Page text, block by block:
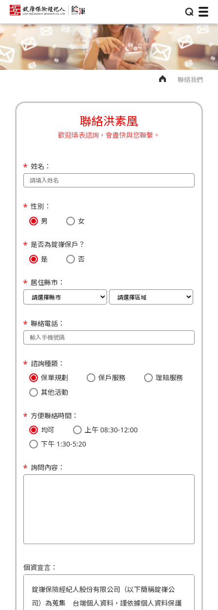
⌕
聯絡我們
聯絡洪素凰
歡迎填表諮詢，會盡快與您聯繫。
姓名：
性別：
男
女
是否為錠嵂保戶？
是
否
居住縣市：
聯絡電話：
諮詢種類：
保單規劃
保戶服務
理賠服務
其他活動
方便聯絡時間：
均可
上午 08:30-12:00
下午 1:30-5:20
詢問內容：
個資宣言：
錠嵂保險經紀人股份有限公司（以下簡稱錠嵂公
司）為蒐集 台端個人資料，謹依據個人資料保護